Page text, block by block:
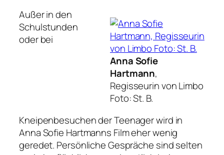
Anna Sofie
Hartmann,
Regisseurin von Limbo
Foto: St. B.
Außer in den
Schulstunden
oder bei
Kneipenbesuchen der Teenager wird in
Anna Sofie Hartmanns Film eher wenig
geredet. Persönliche Gespräche sind selten